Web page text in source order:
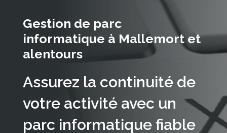
Gestion de parc
informatique à Mallemort et
alentours
Assurez la continuité de
votre activité avec un
parc informatique fiable